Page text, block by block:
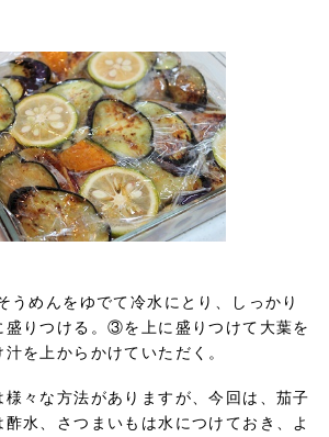
めんをゆでて冷水にとり、しっかり
盛りつける。③を上に盛りつけて大葉を
を上からかけていただく。
々な方法がありますが、今回は、茄子
水、さつまいもは水につけておき、よ